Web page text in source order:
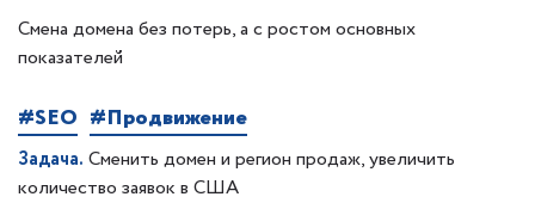
Смена домена без потерь, а с ростом основных
показателей
#SEO #Продвижение
Задача. Сменить домен и регион продаж, увеличить
количество заявок в США